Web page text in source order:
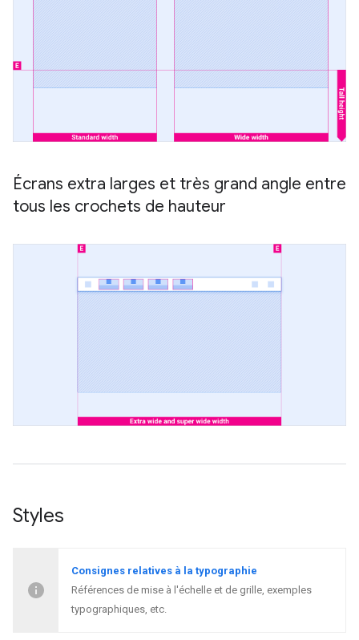
Écrans extra larges et très grand angle entre
tous les crochets de hauteur
Styles
Consignes relatives à la typographie
Références de mise à l'échelle et de grille, exemples
typographiques, etc.